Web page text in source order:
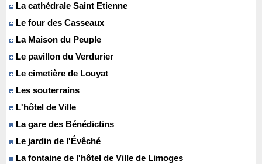
La cathédrale Saint Etienne
Le four des Casseaux
La Maison du Peuple
Le pavillon du Verdurier
Le cimetière de Louyat
Les souterrains
L'hôtel de Ville
La gare des Bénédictins
Le jardin de l'Évêché
La fontaine de l'hôtel de Ville de Limoges